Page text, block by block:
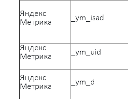
Яндекс
Метрика
_ym_isad
Яндекс
Метрика
_ym_uid
Яндекс
Метрика
_ym_d